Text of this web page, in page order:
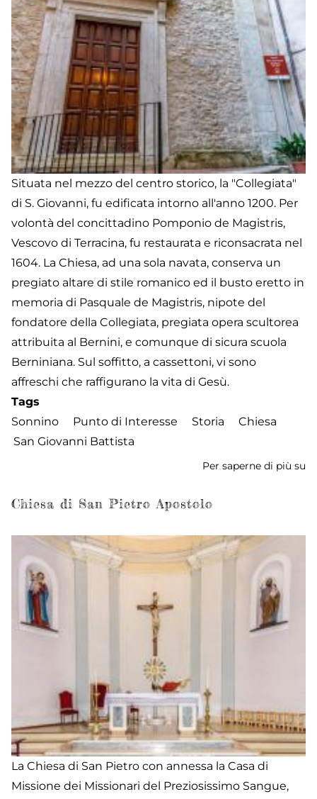
Situata nel mezzo del centro storico, la "Collegiata"
di S. Giovanni, fu edificata intorno all'anno 1200. Per
volontà del concittadino Pomponio de Magistris,
Vescovo di Terracina, fu restaurata e riconsacrata nel
1604. La Chiesa, ad una sola navata, conserva un
pregiato altare di stile romanico ed il busto eretto in
memoria di Pasquale de Magistris, nipote del
fondatore della Collegiata, pregiata opera scultorea
attribuita al Bernini, e comunque di sicura scuola
Berniniana. Sul soffitto, a cassettoni, vi sono
affreschi che raffigurano la vita di Gesù.
Tags
Sonnino
Punto di Interesse Storia
Chiesa
San Giovanni Battista
Per saperne di più su
Chiesa di San Pietro Apostolo
La Chiesa di San Pietro con annessa la Casa di
Missione dei Missionari del Preziosissimo Sangue,